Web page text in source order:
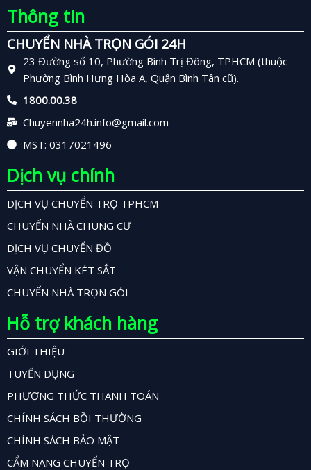
Thông tin
CHUYỂN NHÀ TRỌN GÓI 24H
23 Đường số 10, Phường Bình Trị Đông, TPHCM (thuộc
Phường Bình Hưng Hòa A, Quận Bình Tân cũ).
1800.00.38
Chuyennha24h.info@gmail.com
MST: 0317021496
Dịch vụ chính
DỊCH VỤ CHUYỂN TRỌ TPHCM
CHUYỂN NHÀ CHUNG CƯ
DỊCH VỤ CHUYỂN ĐỒ
VẬN CHUYỂN KÉT SẮT
CHUYỂN NHÀ TRỌN GÓI
Hỗ trợ khách hàng
GIỚI THIỆU
TUYỂN DỤNG
PHƯƠNG THỨC THANH TOÁN
CHÍNH SÁCH BỒI THƯỜNG
CHÍNH SÁCH BẢO MẬT
CẨM NANG CHUYỂN TRỌ